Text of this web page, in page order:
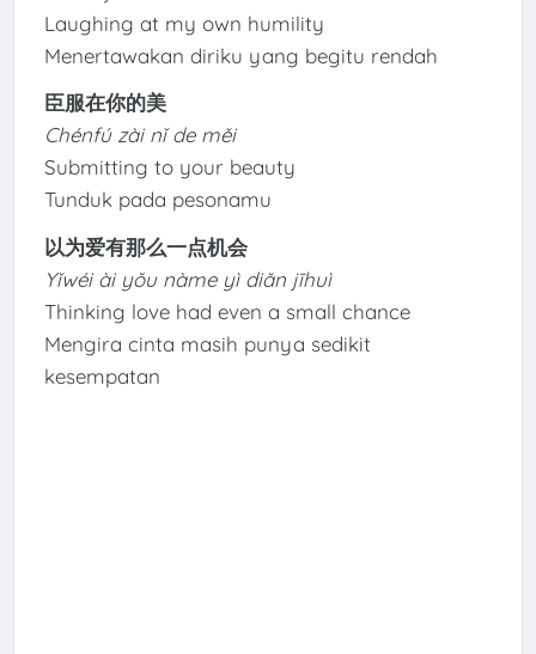
Laughing at my own humility
Menertawakan diriku yang begitu rendah
臣服在你的美
Chénfú zài nǐ de měi
Submitting to your beauty
Tunduk pada pesonamu
以为爱有那么一点机会
Yǐwéi ài yǒu nàme yì diǎn jīhuì
Thinking love had even a small chance
Mengira cinta masih punya sedikit
kesempatan